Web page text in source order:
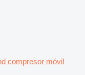
compresor móvil